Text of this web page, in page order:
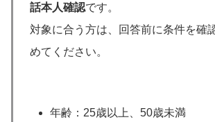
話本人確認です。
対象に合う方は、回答前に条件を確
めてください。
年齢：25歳以上、50歳未満